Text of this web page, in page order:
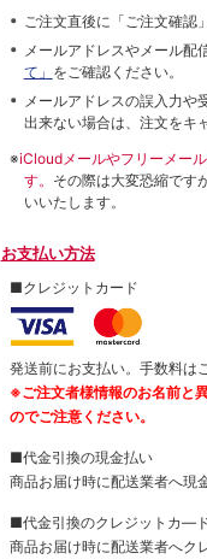
ご注文直後に「ご注文確認
メールアドレスやメール配
て」 をご確認ください。
メールアドレスの誤入力や
出来ない場合は、注文をキ
※iCloudメールやフリーメー
す。 その際は大変恐縮です
いいたします。
お支払い方法
■クレジットカード
発送前にお支払い。手数料は
※ご注文者様情報のお名前と
のでご注意ください。
■代金引換の現金払い
商品お届け時に配送業者へ現
■代金引換のクレジットカ―
商品お届け時に配送業者へク